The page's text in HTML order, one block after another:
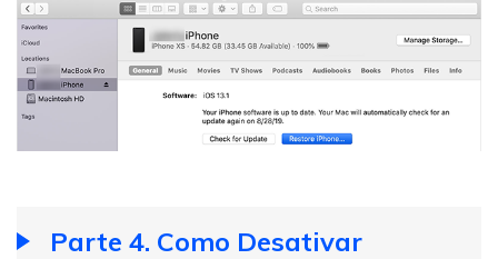
Parte 4. Como Desativar